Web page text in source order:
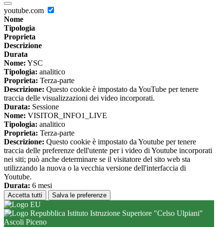
youtube.com
Nome
Tipologia
Proprieta
Descrizione
Durata
Nome: YSC
Tipologia: analitico
Proprieta: Terza-parte
Descrizione: Questo cookie è impostato da YouTube per tenere
traccia delle visualizzazioni dei video incorporati.
Durata: Sessione
Nome: VISITOR_INFO1_LIVE
Tipologia: analitico
Proprieta: Terza-parte
Descrizione: Questo cookie è impostato da Youtube per tenere
traccia delle preferenze dell'utente per i video di Youtube incorporati
nei siti; può anche determinare se il visitatore del sito web sta
utilizzando la nuova o la vecchia versione dell'interfaccia di
Youtube.
Durata: 6 mesi
Accetta tutti Salva le preferenze
Istituto Istruzione Superiore "Celso Ulpiani"
Ascoli Piceno